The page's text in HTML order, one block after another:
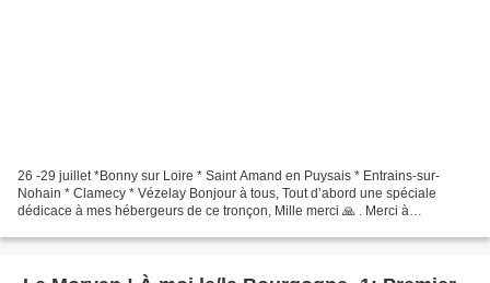
26 -29 juillet *Bonny sur Loire * Saint Amand en Puysais * Entrains-sur-
Nohain * Clamecy * Vézelay Bonjour à tous, Tout d’abord une spéciale
dédicace à mes hébergeurs de ce tronçon, Mille merci 🙏 . Merci à